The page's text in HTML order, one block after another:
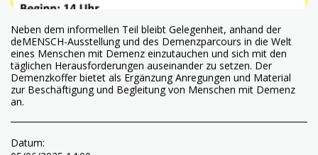
Neben dem informellen Teil bleibt Gelegenheit, anhand der
deMENSCH-Ausstellung und des Demenzparcours in die Welt
eines Menschen mit Demenz einzutauchen und sich mit den
täglichen Herausforderungen auseinander zu setzen. Der
Demenzkoffer bietet als Ergänzung Anregungen und Material
zur Beschäftigung und Begleitung von Menschen mit Demenz
an.
Datum: